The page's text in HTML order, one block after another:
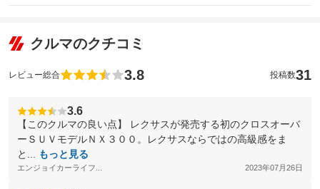
クルマのクチコミ
レビュー総合 3.8 投稿数31
3.6
【このクルマの良い点】 レクサスが発売する初のクロスオーバ
ーＳＵＶモデルＮＸ３００。レクサスならではの高級感をま
と...
もっと見る
エンジョイカーライフ... 2023年07月26日